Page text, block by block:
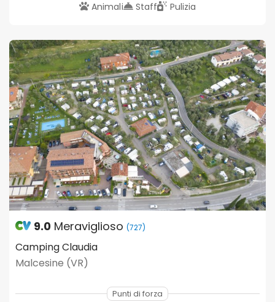
Animali Staff Pulizia
9.0 Meraviglioso (727)
Camping Claudia
Malcesine (VR)
Punti di forza